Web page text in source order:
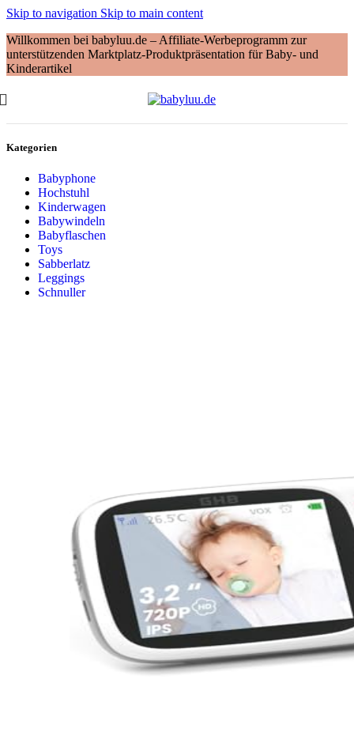
Skip to navigation Skip to main content
Willkommen bei babyluu.de – Affiliate-Werbeprogramm zur
unterstützenden Marktplatz-Produktpräsentation für Baby- und
Kinderartikel
Kategorien
Babyphone
Hochstuhl
Kinderwagen
Babywindeln
Babyflaschen
Toys
Sabberlatz
Leggings
Schnuller